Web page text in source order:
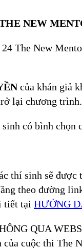
NEW
24 The New
của khán giả
lại chương trình.
có bình
thí sinh sẽ
theo đường
tiết tạiHƯỚNG
QUA
của cuộc thi The